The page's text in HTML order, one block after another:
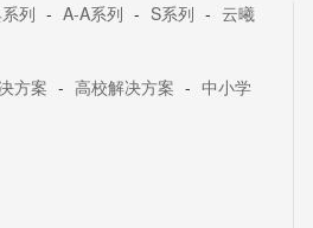
列 - A-A系列 - S系列 - 云曦
方案 - 高校解决方案 - 中小学